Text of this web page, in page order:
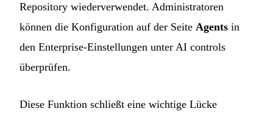
Repository wiederverwendet. Administratoren
können die Konfiguration auf der Seite Agents in
den Enterprise-Einstellungen unter AI controls
überprüfen.
Diese Funktion schließt eine wichtige Lücke